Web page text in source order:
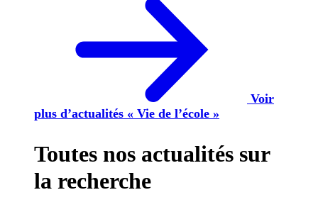
Voir
plus d’actualités « Vie de l’école »
Toutes nos actualités sur
la recherche